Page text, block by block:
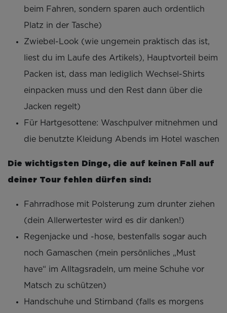
beim Fahren, sondern sparen auch ordentlich
Platz in der Tasche)
Zwiebel-Look (wie ungemein praktisch das ist,
liest du im Laufe des Artikels), Hauptvorteil beim
Packen ist, dass man lediglich Wechsel-Shirts
einpacken muss und den Rest dann über die
Jacken regelt)
Für Hartgesottene: Waschpulver mitnehmen und
die benutzte Kleidung Abends im Hotel waschen
Die wichtigsten Dinge, die auf keinen Fall auf
deiner Tour fehlen dürfen sind:
Fahrradhose mit Polsterung zum drunter ziehen
(dein Allerwertester wird es dir danken!)
Regenjacke und -hose, bestenfalls sogar auch
noch Gamaschen (mein persönliches „Must
have“ im Alltagsradeln, um meine Schuhe vor
Matsch zu schützen)
Handschuhe und Stirnband (falls es morgens